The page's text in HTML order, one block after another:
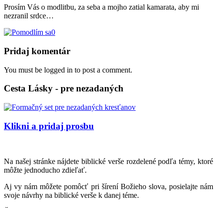
Prosím Vás o modlitbu, za seba a mojho zatial kamarata, aby mi
nezranil srdce…
0
Pridaj komentár
You must be logged in to post a comment.
Cesta Lásky - pre nezadaných
Klikni a pridaj prosbu
Na našej stránke nájdete biblické verše rozdelené podľa témy, ktoré
môžte jednoducho zdieľať.
Aj vy nám môžete pomôcť pri šírení Božieho slova, posielajte nám
svoje návrhy na biblické verše k danej téme.